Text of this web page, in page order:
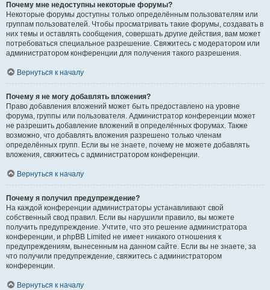
Почему мне недоступны некоторые форумы?
Некоторые форумы доступны только определённым пользователям или
группам пользователей. Чтобы просматривать такие форумы, создавать в
них темы и оставлять сообщения, совершать другие действия, вам может
потребоваться специальное разрешение. Свяжитесь с модератором или
администратором конференции для получения такого разрешения.
Вернуться к началу
Почему я не могу добавлять вложения?
Право добавления вложений может быть предоставлено на уровне
форума, группы или пользователя. Администратор конференции может
не разрешить добавление вложений в определённых форумах. Также
возможно, что добавлять вложения разрешено только членам
определённых групп. Если вы не знаете, почему не можете добавлять
вложения, свяжитесь с администратором конференции.
Вернуться к началу
Почему я получил предупреждение?
На каждой конференции администраторы устанавливают свой
собственный свод правил. Если вы нарушили правило, вы можете
получить предупреждение. Учтите, что это решение администратора
конференции, и phpBB Limited не имеет никакого отношения к
предупреждениям, вынесенным на данном сайте. Если вы не знаете, за
что получили предупреждение, свяжитесь с администратором
конференции.
Вернуться к началу